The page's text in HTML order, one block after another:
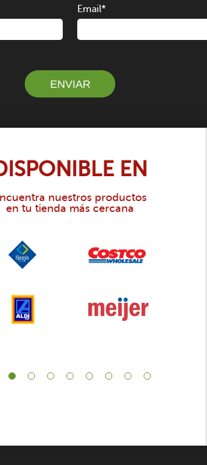
Email*
EN
nuestros productos
en tu tienda más cercana